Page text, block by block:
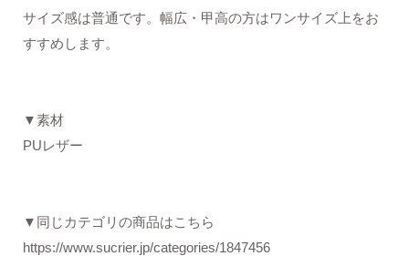
サイズ感は普通です。幅広・甲高の方はワンサイズ上をお
すすめします。
▼素材
PUレザー
▼同じカテゴリの商品はこちら
https://www.sucrier.jp/categories/1847456